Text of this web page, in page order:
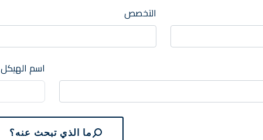
التخصص
اسم الهيكل
ما الذي تبحث عنه؟